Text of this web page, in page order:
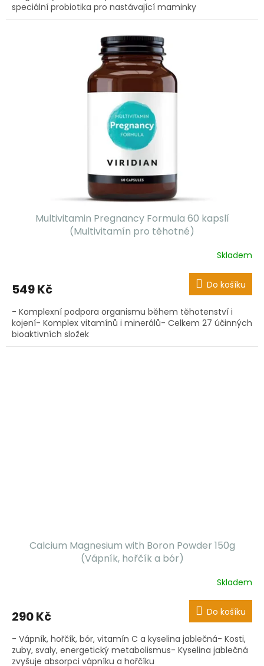
speciální probiotika pro nastávající maminky
Multivitamin Pregnancy Formula 60 kapslí
(Multivitamín pro těhotné)
Skladem
549 Kč Do košíku
- Komplexní podpora organismu během těhotenství i
kojení- Komplex vitamínů i minerálů- Celkem 27 účinných
bioaktivních složek
Calcium Magnesium with Boron Powder 150g
(Vápník, hořčík a bór)
Skladem
290 Kč Do košíku
- Vápník, hořčík, bór, vitamín C a kyselina jablečná- Kosti,
zuby, svaly, energetický metabolismus- Kyselina jablečná
zvyšuje absorpci vápníku a hořčíku